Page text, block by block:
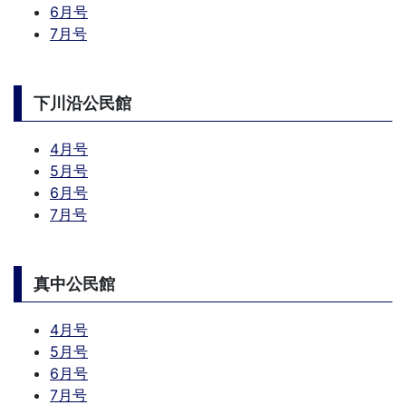
6月号
7月号
下川沿公民館
4月号
5月号
6月号
7月号
真中公民館
4月号
5月号
6月号
7月号